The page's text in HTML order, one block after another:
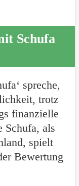
Schufa
spreche,
trotz
finanzielle
Schufa, als
spielt
Bewertung